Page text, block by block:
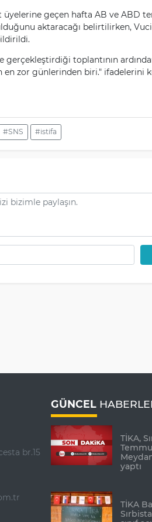
geçen hafta AB ve ABD
aktaracağı belirtilirken,
toplantının
en zor günlerinden biri." ifadelerini
#SNS #istifa
br.15
GÜNCEL
TİKA,
yaptı
TİKA